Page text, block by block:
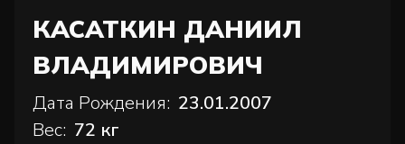
КАСАТКИН ДАНИИЛ
ВЛАДИМИРОВИЧ
Дата Рождения: 23.01.2007
Вес: 72 кг